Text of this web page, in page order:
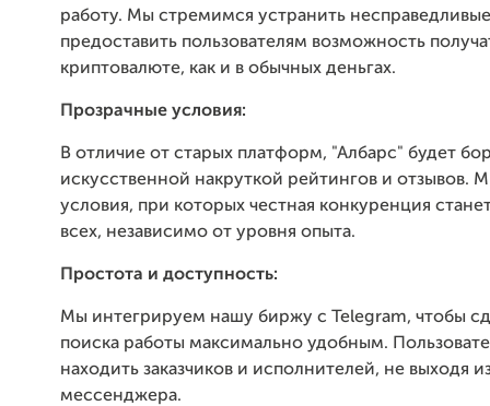
работу. Мы стремимся устранить
предоставить пользователям возможность
криптовалюте, как и в обычных деньгах.
Прозрачные условия:
В отличие от старых платформ, "Албарс" будет
искусственной накруткой рейтингов и отзывов.
условия, при которых честная конкуренция
всех, независимо от уровня опыта.
Простота и доступность:
Мы интегрируем нашу биржу с Telegram, чтобы
поиска работы максимально удобным.
находить заказчиков и исполнителей, не выходя
мессенджера.